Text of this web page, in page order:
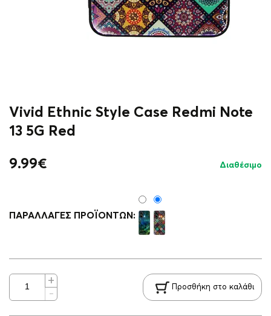
Vivid Ethnic Style Case Redmi Note
13 5G Red
9.99€ Διαθέσιμο
ΠΑΡΑΛΛΑΓΈΣ ΠΡΟΪΌΝΤΩΝ:
Προσθήκη στο καλάθι